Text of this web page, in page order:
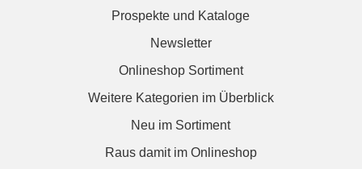
Prospekte und Kataloge
Newsletter
Onlineshop Sortiment
Weitere Kategorien im Überblick
Neu im Sortiment
Raus damit im Onlineshop